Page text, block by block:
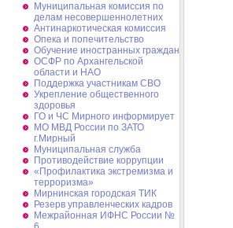
Муниципальная комиссия по
делам несовершеннолетних
Антинаркотическая комиссия
Опека и попечительство
Обучение иностранных граждан
ОСФР по Архангельской
области и НАО
Поддержка участникам СВО
Укрепление общественного
здоровья
ГО и ЧС Мирного информирует
МО МВД России по ЗАТО
г.Мирный
Муниципальная cлужба
Противодействие коррупции
«Профилактика экстремизма и
терроризма»
Мирнинская городская ТИК
Резерв управленческих кадров
Межрайонная ИФНС России №